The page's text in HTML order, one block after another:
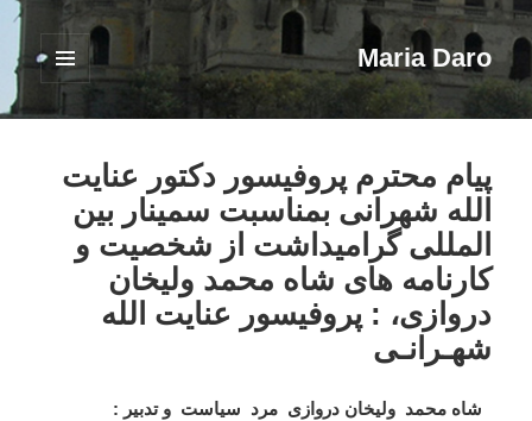
Maria Daro
فهرست
ابزارک‌ها
پیام محترم پروفیسور دکتور عنایت
الله شهرانی بمناسبت سمینار بین
المللی گرامیداشت از شخصیت و
کارنامه های شاه محمد ولیخان
دروازی، : پروفیسور عنایت الله
شهـرانـی
شاه محمد ولیخان دروازی مرد سیاست و تدبیر :